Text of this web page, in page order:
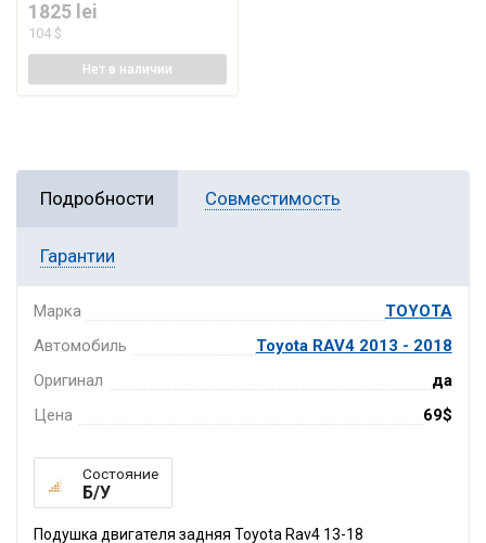
1825 lei
104 $
Нет в наличии
Подробности Совместимость
Гарантии
Марка
TOYOTA
Автомобиль
Toyota RAV4 2013 - 2018
Оригинал
да
Цена
69$
Состояние
Б/У
Подушка двигателя задняя Toyota Rav4 13-18